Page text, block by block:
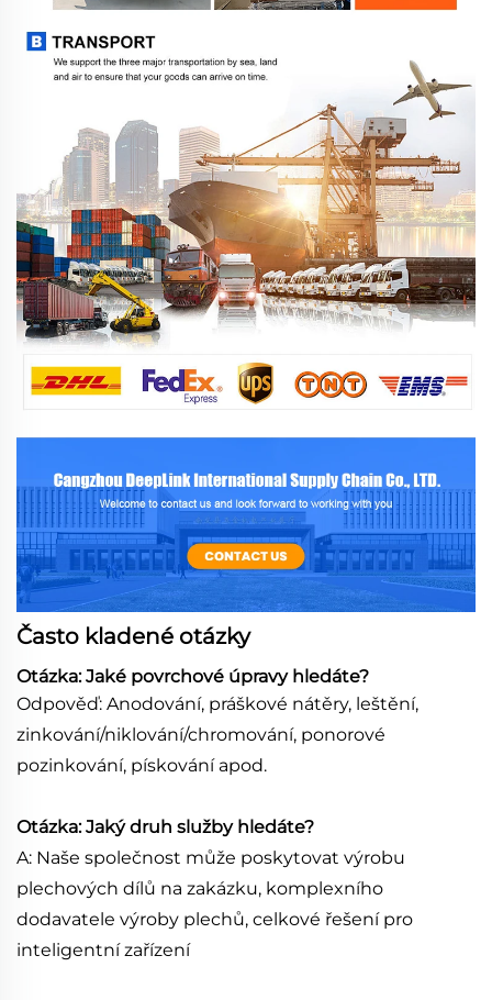
Často kladené otázky
Otázka: Jaké povrchové úpravy hledáte?
Odpověď: Anodování, práškové nátěry, leštění,
zinkování/niklování/chromování, ponorové
pozinkování, pískování apod.
Otázka: Jaký druh služby hledáte?
A: Naše společnost může poskytovat výrobu
plechových dílů na zakázku, komplexního
dodavatele výroby plechů, celkové řešení pro
inteligentní zařízení